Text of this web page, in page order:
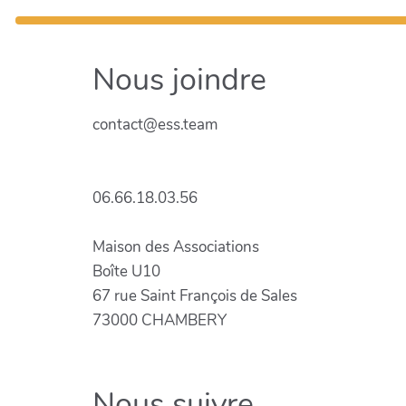
Nous joindre
contact@ess.team
06.66.18.03.56
Maison des Associations
Boîte U10
67 rue Saint François de Sales
73000 CHAMBERY